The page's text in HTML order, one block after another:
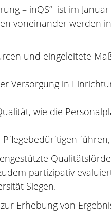
– inQS“ ist im
voneinander werden
und eingeleitete
Versorgung in
wie die
partizipativ
Siegen.
Erhebung von